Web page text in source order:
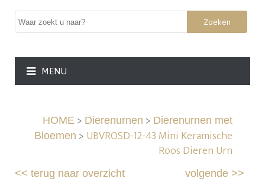
Zoeken
MENU
HOME> Dierenurnen > Dierenurnen met
Bloemen > UBVROSD-12-43 Mini Keramische
Roos Dieren Urn
<<terug naar overzicht volgende>>